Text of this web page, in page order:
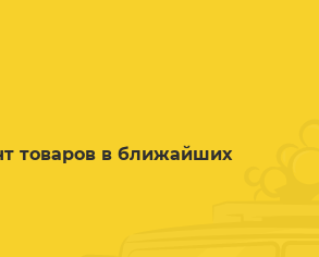
товаров в ближайших